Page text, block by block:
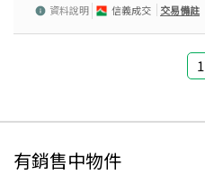
資料說明 信義成交 交易備註
1
有銷售中物件